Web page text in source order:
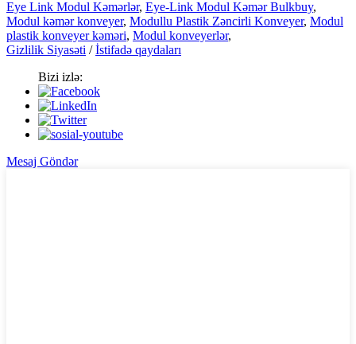
Eye Link Modul Kəmərlər, Eye-Link Modul Kəmər Bulkbuy,
Modul kəmər konveyer, Modullu Plastik Zəncirli Konveyer, Modul
plastik konveyer kəməri, Modul konveyerlər,
Gizlilik Siyasəti /İstifadə qaydaları
Bizi izlə:
Mesaj Göndər